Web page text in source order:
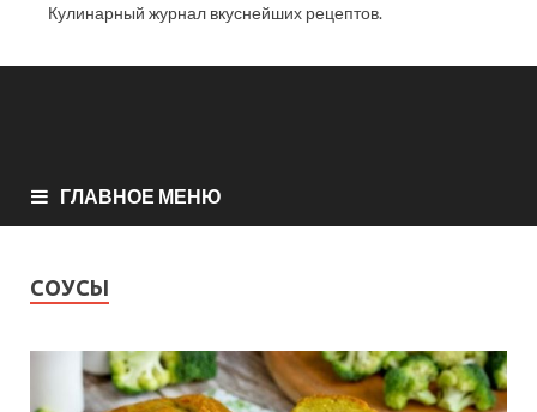
Кулинарный журнал вкуснейших рецептов.
ГЛАВНОЕ МЕНЮ
СОУСЫ